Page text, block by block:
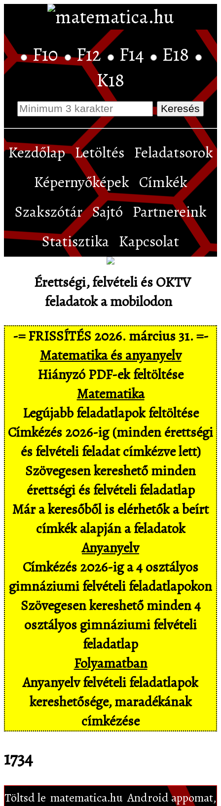
F10 F12 F14
E18
K18
Kezdőlap Letöltés Feladatsorok
Képernyőképek Címkék
Szakszótár Sajtó Partnereink
Statisztika Kapcsolat
Érettségi, felvételi és OKTV
feladatok a mobilodon
-= FRISSÍTÉS 2026. március 31. =-
Matematika és anyanyelv
Hiányzó PDF-ek feltöltése
Matematika
Legújabb feladatlapok feltöltése
Címkézés 2026-ig (minden érettségi
és felvételi feladat címkézve lett)
Szövegesen kereshető minden
érettségi és felvételi feladatlap
Már a keresőből is elérhetők a beírt
címkék alapján a feladatok
Anyanyelv
Címkézés 2026-ig a 4 osztályos
gimnáziumi felvételi feladatlapokon
Szövegesen kereshető minden 4
osztályos gimnáziumi felvételi
feladatlap
Folyamatban
Anyanyelv felvételi feladatlapok
kereshetősége, maradékának
címkézése
1734
Töltsd le matematica.hu Android appomat,